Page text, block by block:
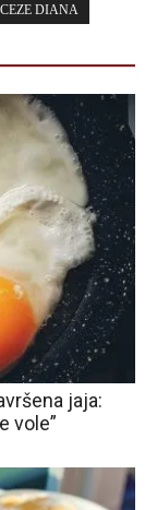
DIANA
jaja:
vole”